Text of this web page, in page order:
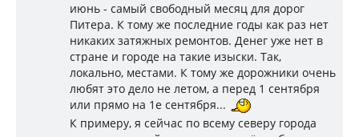
июнь - самый свободный месяц для дорог
Питера. К тому же последние годы как раз нет
никаких затяжных ремонтов. Денег уже нет в
стране и городе на такие изыски. Так,
локально, местами. К тому же дорожники очень
любят это дело не летом, а перед 1 сентября
или прямо на 1е сентября...
К примеру, я сейчас по всему северу города